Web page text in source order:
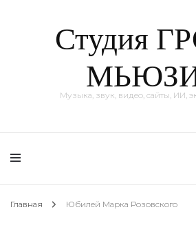
Студия
Музыка, звук, видео, сайты, ИИ,
Главная Юбилей Марка Розовского